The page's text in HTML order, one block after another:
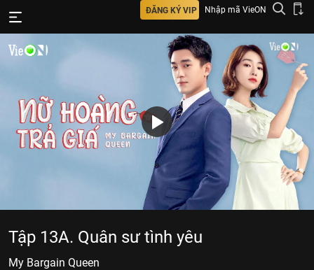
ĐĂNG KÝ VIP Nhập mã VieON
Tập 13A. Quân sư tình yêu
My Bargain Queen